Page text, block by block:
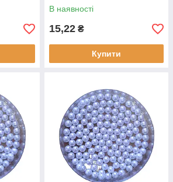
В наявності
15,22 ₴
Купити